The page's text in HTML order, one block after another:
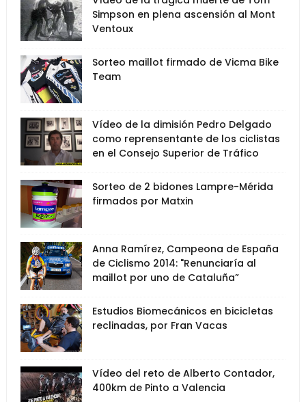
Simpson en plena ascensión al Mont
Ventoux
Sorteo maillot firmado de Vicma Bike
Team
Vídeo de la dimisión Pedro Delgado
como reprensentante de los ciclistas
en el Consejo Superior de Tráfico
Sorteo de 2 bidones Lampre-Mérida
firmados por Matxin
Anna Ramírez, Campeona de España
de Ciclismo 2014: "Renunciaría al
maillot por uno de Cataluña”
Estudios Biomecánicos en bicicletas
reclinadas, por Fran Vacas
Vídeo del reto de Alberto Contador,
400km de Pinto a Valencia